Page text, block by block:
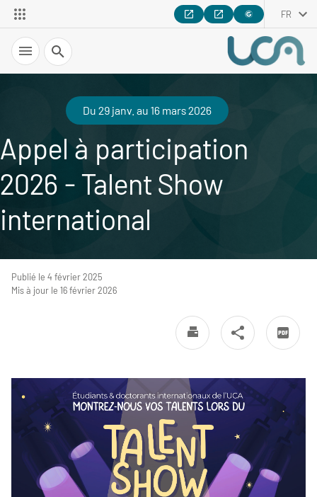
FR
Recherche
Du 29 janv. au 16 mars 2026
Appel à participation
2026 - Talent Show
international
Publié le 4 février 2025
Mis à jour le 16 février 2026